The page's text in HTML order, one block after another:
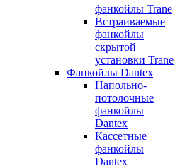
фанкойлы Trane
Встраиваемые
фанкойлы
скрытой
установки Trane
Фанкойлы Dantex
Напольно-
потолочные
фанкойлы
Dantex
Кассетные
фанкойлы
Dantex